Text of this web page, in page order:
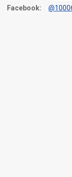
Facebook: